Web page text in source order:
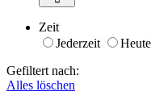
Zeit
Jederzeit
Heute
Gefiltert nach:
Alles löschen